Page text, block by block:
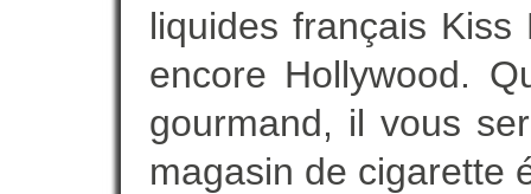
liquides français
encore Hollywood.
gourmand, il vous
magasin de cigarette